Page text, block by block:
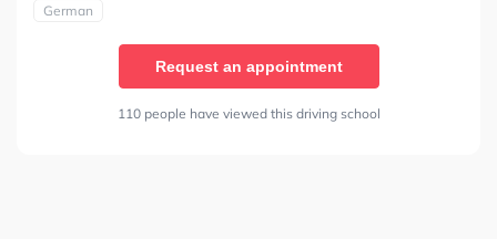
German
Request an appointment
110 people have viewed this driving school